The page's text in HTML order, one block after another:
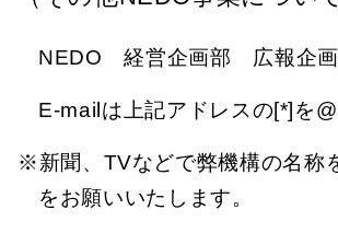
NEDO 経営企画部 広報企
E-mailは上記アドレスの[*]を
※新聞、TVなどで弊機構の名称
をお願いいたします。